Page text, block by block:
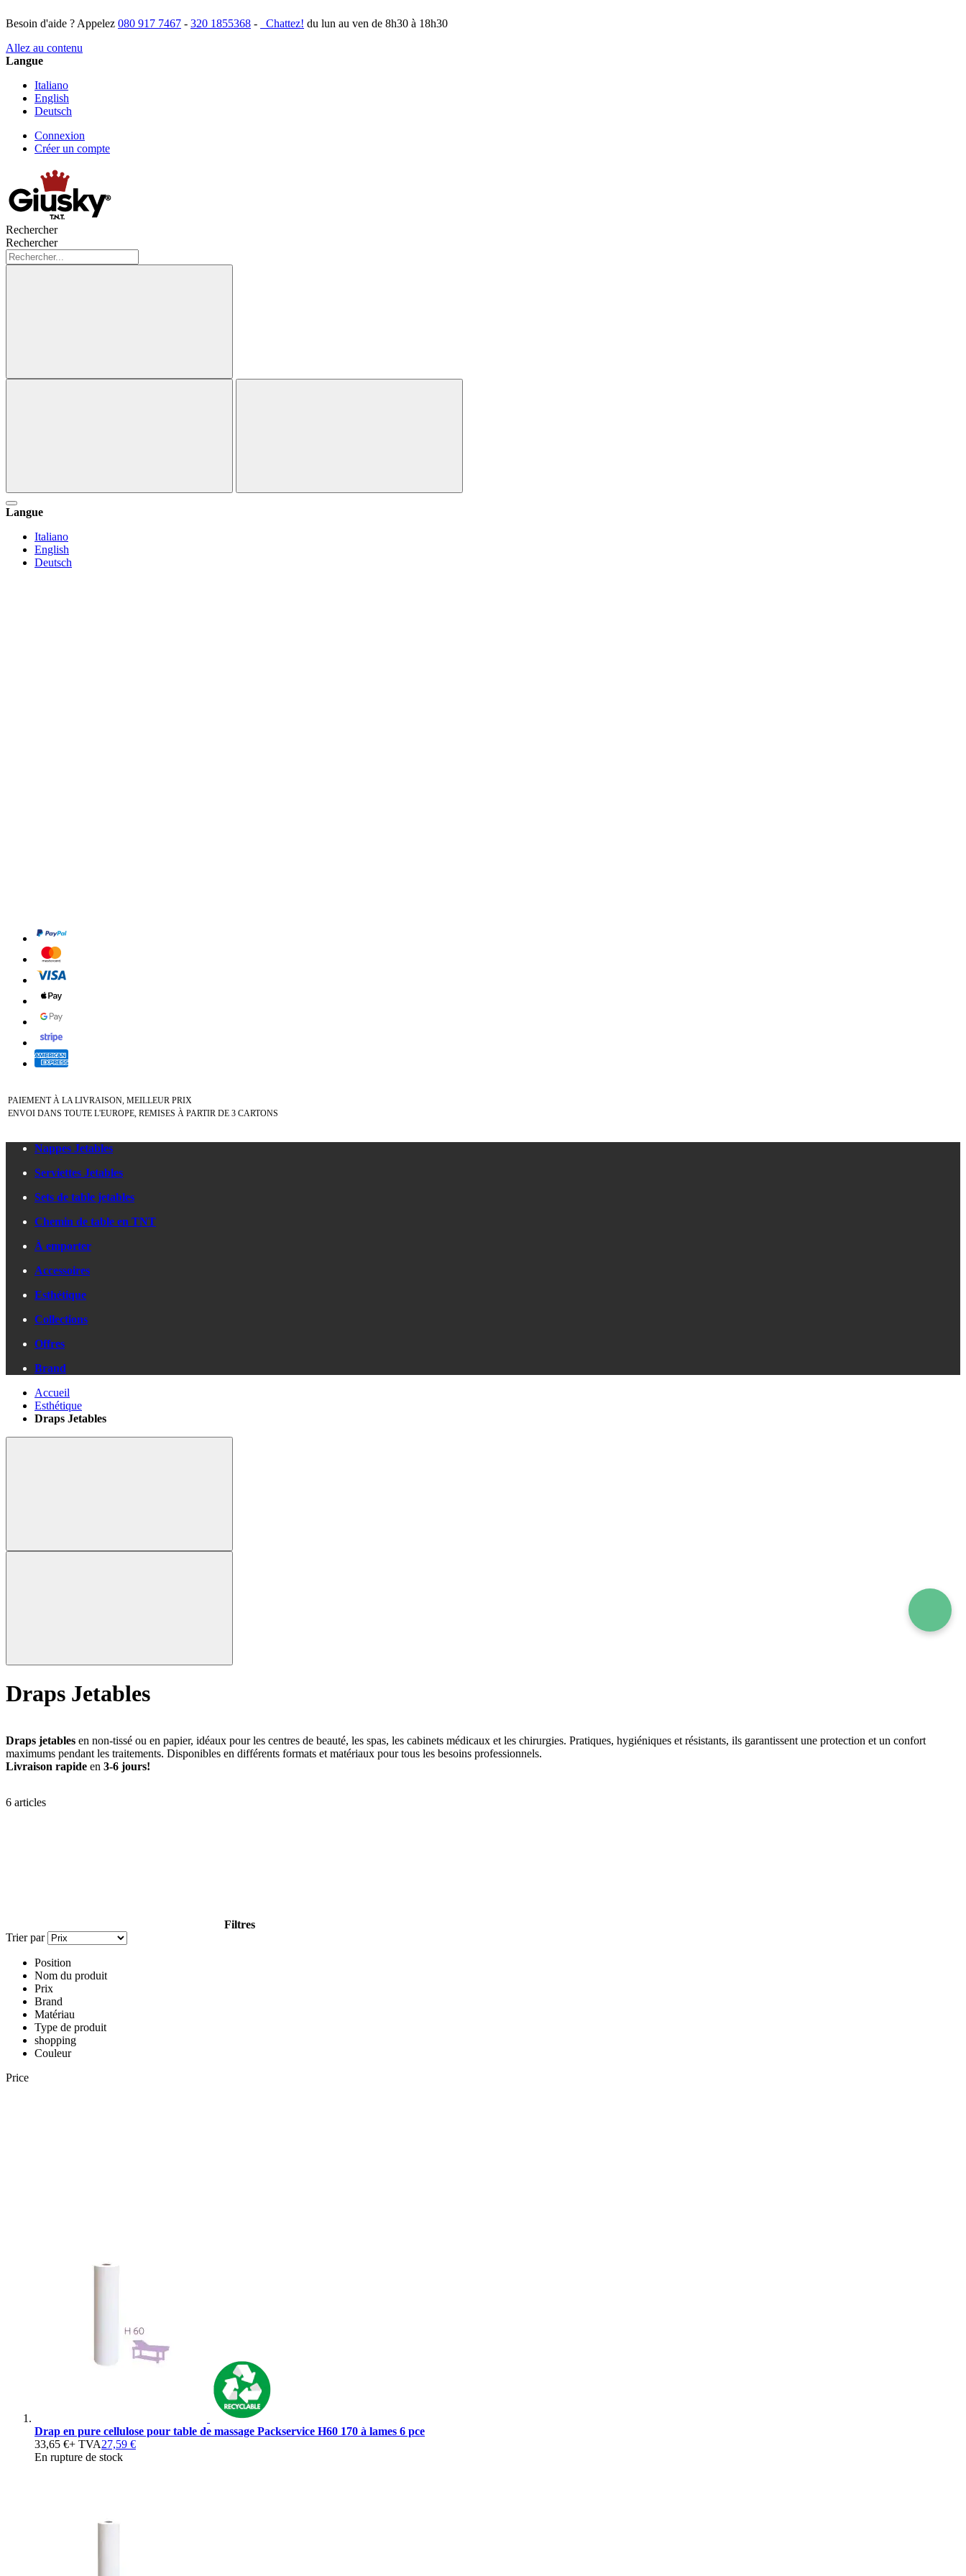
Besoin d'aide ? Appelez 080 917 7467 - 320 1855368 - Chattez! du lun au ven de 8h30 à 18h30
Allez au contenu
Langue
Italiano
English
Deutsch
Connexion
Créer un compte
Rechercher
Rechercher
Langue
Italiano
English
Deutsch
PAIEMENT À LA LIVRAISON, MEILLEUR PRIX
ENVOI DANS TOUTE L'EUROPE, REMISES À PARTIR DE 3 CARTONS
Nappes Jetables
Serviettes Jetables
Sets de table jetables
Chemin de table en TNT
À emporter
Accessoires
Esthétique
Collections
Offres
Brand
Accueil
Esthétique
Draps Jetables
Draps Jetables
Draps jetables en non-tissé ou en papier, idéaux pour les centres de beauté, les spas, les cabinets médicaux et les chirurgies. Pratiques, hygiéniques et résistants, ils garantissent une protection et un confort
maximums pendant les traitements. Disponibles en différents formats et matériaux pour tous les besoins professionnels.
Livraison rapide en 3-6 jours!
6 articles
Filtres
Trier par
Position
Nom du produit
Prix
Brand
Matériau
Type de produit
shopping
Couleur
Price
Drap en pure cellulose pour table de massage Packservice H60 170 à lames 6 pce
33,65 €+ TVA27,59 €
En rupture de stock